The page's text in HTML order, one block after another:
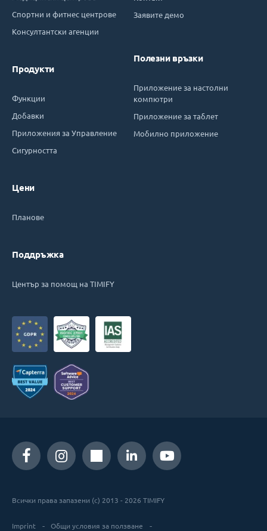
Спортни и фитнес центрове
Консултантски агенции
Продукти
Функции
Добавки
Приложения за Управление
Сигурността
Цени
Планове
Поддръжка
Център за помощ на TIMIFY
Заявите демо
Полезни връзки
Приложение за настолни
компютри
Приложение за таблет
Мобилно приложение
Всички права запазени (c) 2013 - 2026 TIMIFY
Imprint Общи условия за ползване